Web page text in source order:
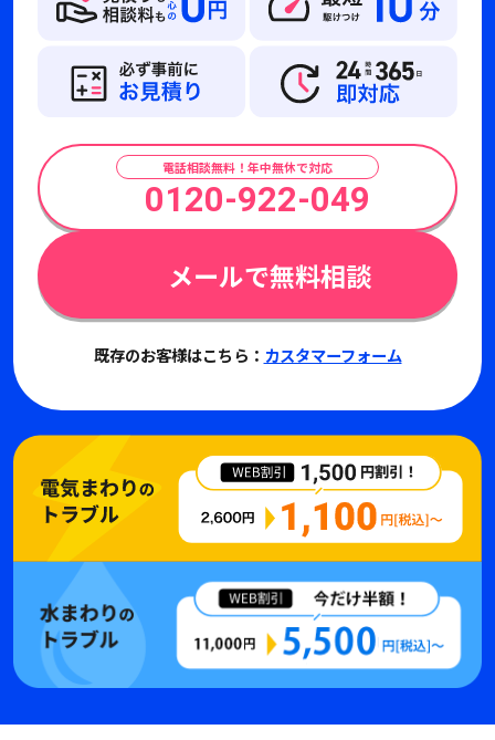
電話相談無料！年中無休で対応
0120-922-049
メールで無料相談
既存のお客様はこちら： カスタマーフォーム